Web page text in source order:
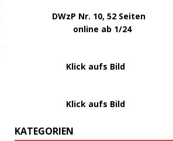
DWzP Nr. 10, 52 Seiten
online ab 1/24
Klick aufs Bild
Klick aufs Bild
KATEGORIEN